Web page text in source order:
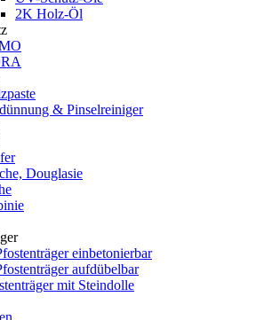
2K Holz-Öl
& Pinselreiniger
Douglasie
einbetonierbar
aufdübelbar
mit Steindolle